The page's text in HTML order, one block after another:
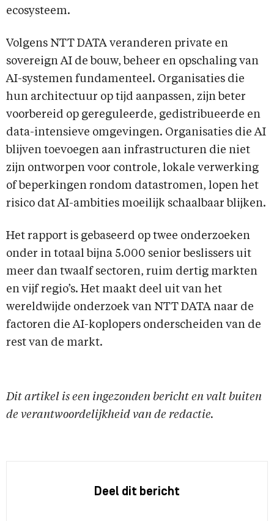
ecosysteem.
Volgens NTT DATA veranderen private en
sovereign AI de bouw, beheer en opschaling van
AI-systemen fundamenteel. Organisaties die
hun architectuur op tijd aanpassen, zijn beter
voorbereid op gereguleerde, gedistribueerde en
data-intensieve omgevingen. Organisaties die AI
blijven toevoegen aan infrastructuren die niet
zijn ontworpen voor controle, lokale verwerking
of beperkingen rondom datastromen, lopen het
risico dat AI-ambities moeilijk schaalbaar blijken.
Het rapport is gebaseerd op twee onderzoeken
onder in totaal bijna 5.000 senior beslissers uit
meer dan twaalf sectoren, ruim dertig markten
en vijf regio’s. Het maakt deel uit van het
wereldwijde onderzoek van NTT DATA naar de
factoren die AI-koplopers onderscheiden van de
rest van de markt.
Dit artikel is een ingezonden bericht en valt buiten
de verantwoordelijkheid van de redactie.
Deel dit bericht